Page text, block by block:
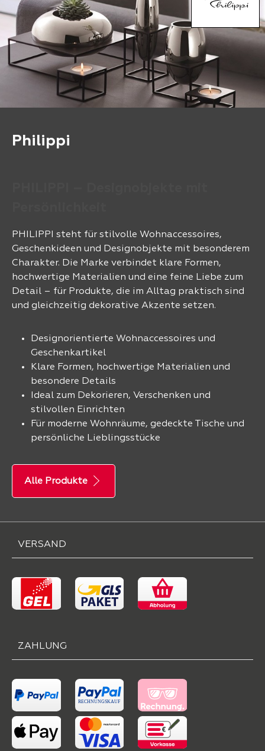
Philippi
PHILIPPI steht für stilvolle Wohnaccessoires,
Geschenkideen und Designobjekte mit besonderem
Charakter. Die Marke verbindet klare Formen,
hochwertige Materialien und eine feine Liebe zum
Detail – für Produkte, die im Alltag praktisch sind
und gleichzeitig dekorative Akzente setzen.
Designorientierte Wohnaccessoires und
Geschenkartikel
Klare Formen, hochwertige Materialien und
besondere Details
Ideal zum Dekorieren, Verschenken und
stilvollen Einrichten
Für moderne Wohnräume, gedeckte Tische und
persönliche Lieblingsstücke
Alle Produkte
VERSAND
ZAHLUNG